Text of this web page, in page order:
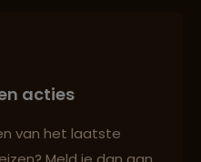
acties
van het laatste